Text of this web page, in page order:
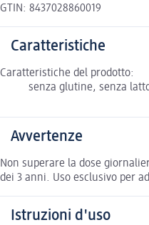
GTIN: 8437028860019
Caratteristiche
Caratteristiche del prodotto:
senza glutine, senza
Avvertenze
Non superare la dose
dei 3 anni. Uso esclusivo per
Istruzioni d'uso